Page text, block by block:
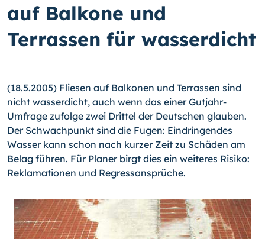
auf Balkone und
Terrassen für wasserdicht
(18.5.2005) Fliesen auf Balkonen und Terrassen sind
nicht wasserdicht, auch wenn das einer Gutjahr-
Umfrage zufolge zwei Drittel der Deutschen glauben.
Der Schwachpunkt sind die Fugen: Eindringendes
Wasser kann schon nach kurzer Zeit zu Schäden am
Belag führen. Für Planer birgt dies ein weiteres Risiko:
Reklamationen und Regressansprüche.